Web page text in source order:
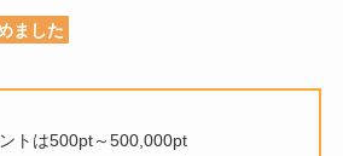
ました
トは500pt～500,000pt